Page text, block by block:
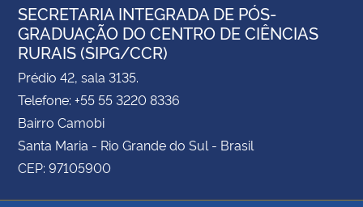
Advocacia-Geral da União
Banco Central do Brasil
Planalto
SECRETARIA INTEGRADA DE PÓS-
GRADUAÇÃO DO CENTRO DE CIÊNCIAS
RURAIS (SIPG/CCR)
Prédio 42, sala 3135.
Telefone: +55 55 3220 8336
Bairro Camobi
Santa Maria - Rio Grande do Sul - Brasil
CEP: 97105900